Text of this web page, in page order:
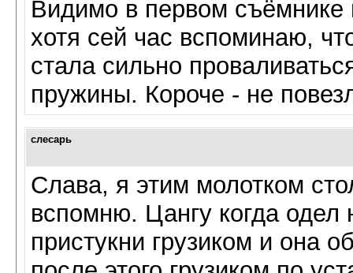
Видимо в первом съёмнике
хотя сей час вспоминаю,
стала сильно
пружины. Короче - не
слесарь
Слава, я этим молотком
вспомню. Цангу когда одел
пристукни грузиком и она